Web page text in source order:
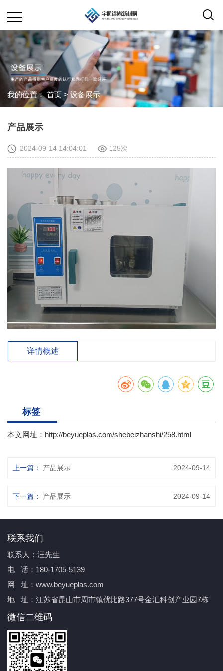
我的位置： 首页 > 设备展示
产品展示
2024-09-14 14:04:01 125次
详情概述
标签
本文网址： http://beyueplas.com/shebeizhanshi/258.html
上一篇： 产品展示 2024-09-14
下一篇： 产品展示 2024-09-14
联系我们
联系人：汪先生
电 话：180-1705-5139
网 址：www.beyueplas.com
地 址：江苏省昆山市周市镇优比路377号金汇科创产业园7栋
微信二维码